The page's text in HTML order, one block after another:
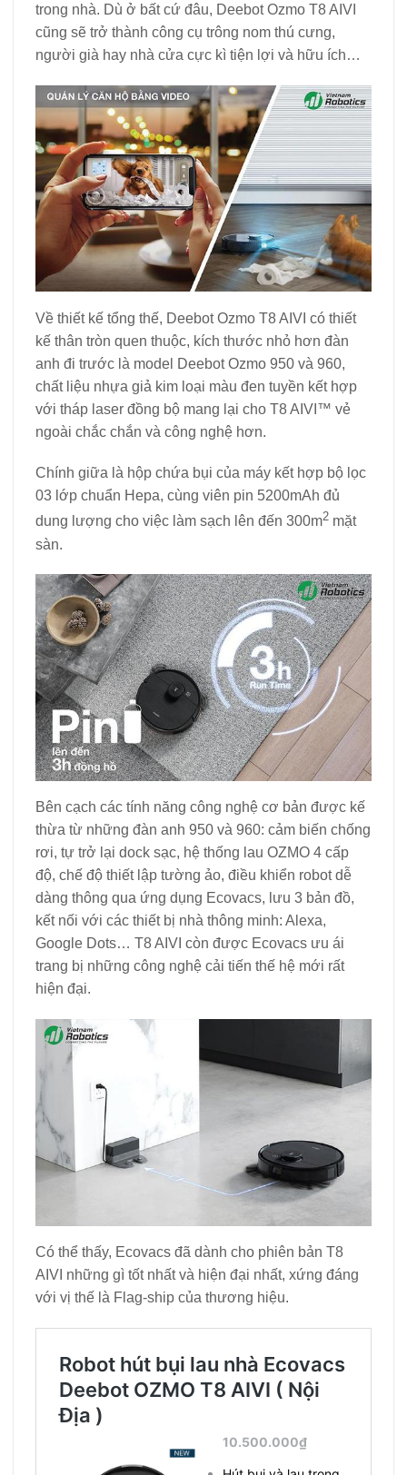
trong nhà. Dù ở bất cứ đâu, Deebot Ozmo T8 AIVI
cũng sẽ trở thành công cụ trông nom thú cưng,
người già hay nhà cửa cực kì tiện lợi và hữu ích…
Về thiết kế tổng thế, Deebot Ozmo T8 AIVI có thiết
kế thân tròn quen thuộc, kích thước nhỏ hơn đàn
anh đi trước là model Deebot Ozmo 950 và 960,
chất liệu nhựa giả kim loại màu đen tuyền kết hợp
với tháp laser đồng bộ mang lại cho T8 AIVI™ vẻ
ngoài chắc chắn và công nghệ hơn.
Chính giữa là hộp chứa bụi của máy kết hợp bộ lọc
03 lớp chuẩn Hepa, cùng viên pin 5200mAh đủ
dung lượng cho việc làm sạch lên đến 300m2 mặt
sàn.
Bên cạch các tính năng công nghệ cơ bản được kế
thừa từ những đàn anh 950 và 960: cảm biến chống
rơi, tự trở lại dock sạc, hệ thống lau OZMO 4 cấp
độ, chế độ thiết lập tường ảo, điều khiển robot dễ
dàng thông qua ứng dụng Ecovacs, lưu 3 bản đồ,
kết nối với các thiết bị nhà thông minh: Alexa,
Google Dots… T8 AIVI còn được Ecovacs ưu ái
trang bị những công nghệ cải tiến thế hệ mới rất
hiện đại.
Có thể thấy, Ecovacs đã dành cho phiên bản T8
AIVI những gì tốt nhất và hiện đại nhất, xứng đáng
với vị thế là Flag-ship của thương hiệu.